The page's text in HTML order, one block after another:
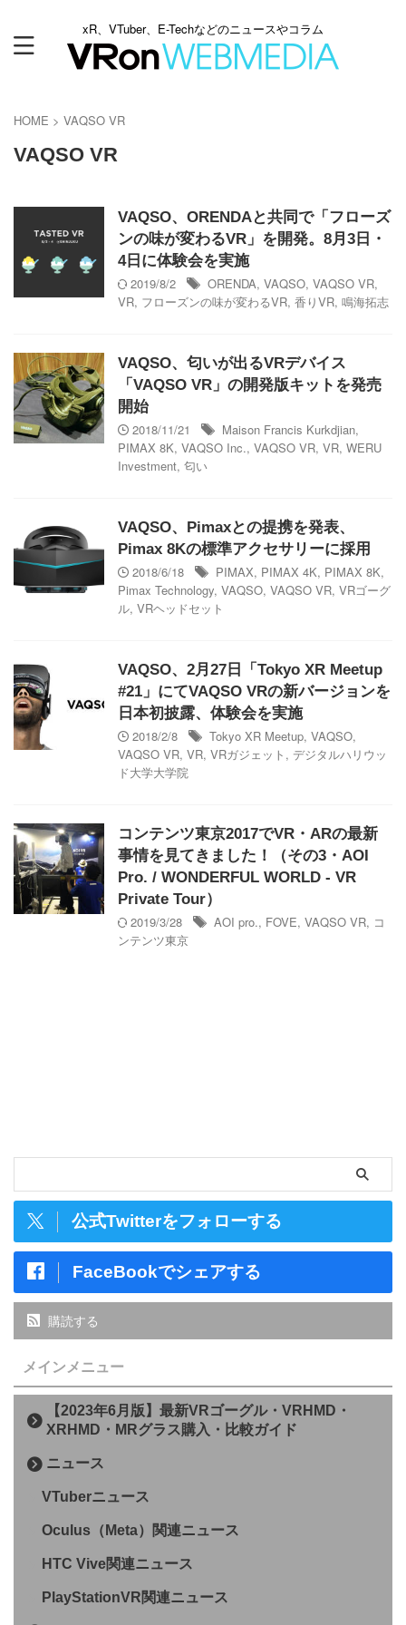
xR、VTuber、E-Techなどのニュースやコラム
HOME > VAQSO VR
VAQSO VR
VAQSO、ORENDAと共同で「フローズ
ンの味が変わるVR」を開発。8月3日・
4日に体験会を実施
2019/8/2
ORENDA, VAQSO, VAQSO VR,
VR, フローズンの味が変わるVR, 香りVR, 鳴海拓志
VAQSO、匂いが出るVRデバイス
「VAQSO VR」の開発版キットを発売
開始
2018/11/21
Maison Francis Kurkdjian,
PIMAX 8K, VAQSO Inc., VAQSO VR, VR, WERU
Investment, 匂い
VAQSO、Pimaxとの提携を発表、
Pimax 8Kの標準アクセサリーに採用
2018/6/18
PIMAX, PIMAX 4K, PIMAX 8K,
Pimax Technology, VAQSO, VAQSO VR, VRゴーグ
ル, VRヘッドセット
VAQSO、2月27日「Tokyo XR Meetup
#21」にてVAQSO VRの新バージョンを
日本初披露、体験会を実施
2018/2/8
Tokyo XR Meetup, VAQSO,
VAQSO VR, VR, VRガジェット , デジタルハリウッ
ド大学大学院
コンテンツ東京2017でVR・ARの最新
事情を見てきました！（その3・AOI
Pro. / WONDERFUL WORLD - VR
Private Tour）
2019/3/28
AOI pro., FOVE, VAQSO VR, コ
ンテンツ東京
公式Twitterをフォローする
FaceBookでシェアする
購読する
メインメニュー
【2023年6月版】最新VRゴーグル・VRHMD・
XRHMD・MRグラス購入・比較ガイド
ニュース
VTuberニュース
Oculus（Meta）関連ニュース
HTC Vive関連ニュース
PlayStationVR関連ニュース